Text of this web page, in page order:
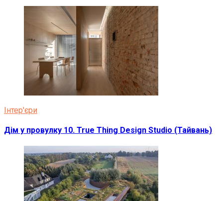
Інтер'єри
Дім у провулку 10. True Thing Design Studio (Тайвань)